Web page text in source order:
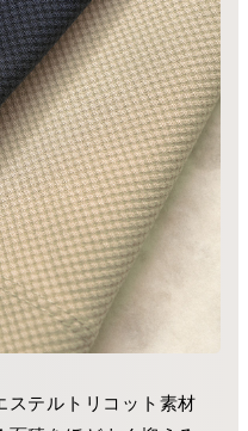
ステルトリコット素材